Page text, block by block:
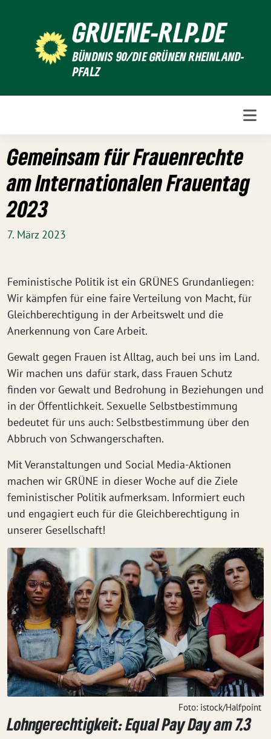
GRUENE-RLP.DE
BÜNDNIS 90/DIE GRÜNEN RHEINLAND-
PFALZ
Gemeinsam für Frauenrechte
am Internationalen Frauentag
2023
7. März 2023
Feministische Politik ist ein GRÜNES Grundanliegen:
Wir kämpfen für eine faire Verteilung von Macht, für
Gleichberechtigung in der Arbeitswelt und die
Anerkennung von Care Arbeit.
Gewalt gegen Frauen ist Alltag, auch bei uns im Land.
Wir machen uns dafür stark, dass Frauen Schutz
finden vor Gewalt und Bedrohung in Beziehungen und
in der Öffentlichkeit. Sexuelle Selbstbestimmung
bedeutet für uns auch: Selbstbestimmung über den
Abbruch von Schwangerschaften.
Mit Veranstaltungen und Social Media-Aktionen
machen wir GRÜNE in dieser Woche auf die Ziele
feministischer Politik aufmerksam. Informiert euch
und engagiert euch für die Gleichberechtigung in
unserer Gesellschaft!
Foto: istock/Halfpoint
Lohngerechtigkeit: Equal Pay Day am 7.3